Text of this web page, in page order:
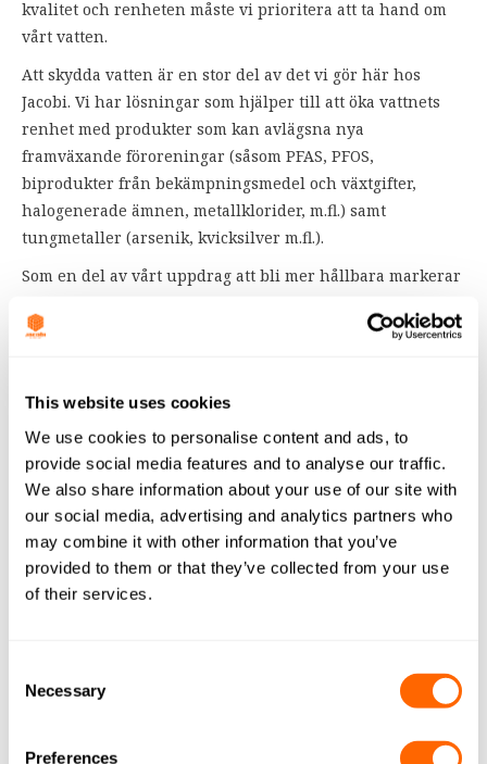
This website uses cookies
We use cookies to personalise content and ads, to
provide social media features and to analyse our traffic.
We also share information about your use of our site with
our social media, advertising and analytics partners who
may combine it with other information that you’ve
provided to them or that they’ve collected from your use
of their services.
Selection
Necessary
Preferences
kvalitet och renheten måste vi prioritera att ta hand om
vårt vatten.
Att skydda vatten är en stor del av det vi gör här hos
Jacobi. Vi har lösningar som hjälper till att öka vattnets
renhet med produkter som kan avlägsna nya
framväxande föroreningar (såsom PFAS, PFOS,
biprodukter från bekämpningsmedel och växtgifter,
halogenerade ämnen, metallklorider, m.fl.) samt
tungmetaller (arsenik, kvicksilver m.fl.).
Som en del av vårt uppdrag att bli mer hållbara markerar
plantera träd.
JACOBI NYHETER
VÄLKOMMEN TILL JACOBI NEWS-
AVSNITTET, HÄR KAN DU HITTA MASSOR
AV INFORMATION OM ALLT SOM HÄNDER
INTERNATIONELLT MED JACOBI
FÖRETAGSNYHETER
(2)